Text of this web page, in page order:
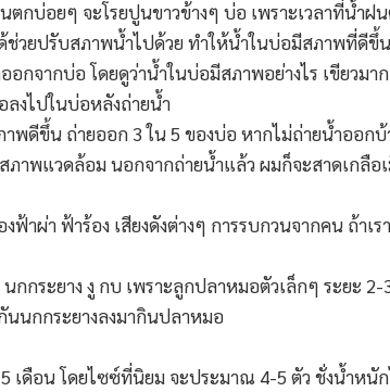
บ่อยๆ จะโรยปูนขาวข้างๆ บ่อ เพราะเวลาที่น้ำฝ
ช่วยปรับสภาพน้ำไปด้วย ทำให้น้ำในบ่อมีสภาพที่ดีขึ้
กจากบ่อ โดยดูว่าน้ำในบ่อมีสภาพอย่างไร เขียวม
ลงไปในบ่อหลังถ่ายน้ำ
พดีขึ้น ถ่ายออก 3 ใน 5 ของบ่อ หากไม่ถ่ายน้ำออก
ภาพแวดล้อม นอกจากถ่ายน้ำแล้ว ผมก็จะสาดเกลือ
ฟ้าผ่า ฟ้าร้อง เสียงดังต่างๆ การรบกวนจากคน ถ้า
ระยาง งู กบ เพราะลูกปลาหมอตัวเล็กๆ ระยะ
นกกระยางลงมากินปลาหมอ
ดือน โดยไซซ์ที่นิยม จะประมาณ 4-5 ตัว ชั่งน้ำหนั